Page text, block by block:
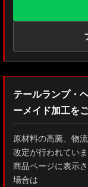
テールランプ・
ーメイド加工を
原材料の高騰、物
改定が行われていま
商品ページに表示
場合は